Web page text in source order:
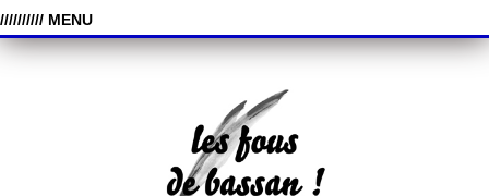
////////// MENU